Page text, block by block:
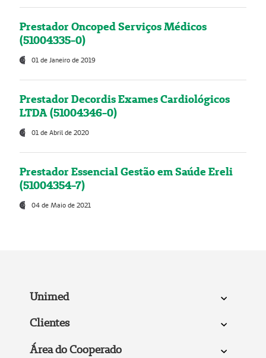
Prestador Oncoped Serviços Médicos
(51004335-0)
01 de Janeiro de 2019
Prestador Decordis Exames Cardiológicos
LTDA (51004346-0)
01 de Abril de 2020
Prestador Essencial Gestão em Saúde Ereli
(51004354-7)
04 de Maio de 2021
Unimed
Clientes
Área do Cooperado